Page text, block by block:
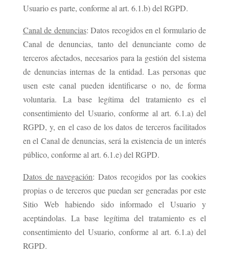
Usuario es parte, conforme al art. 6.1.b) del RGPD.
Canal de denuncias: Datos recogidos en el formulario de
Canal de denuncias, tanto del denunciante como de
terceros afectados, necesarios para la gestión del sistema
de denuncias internas de la entidad. Las personas que
usen este canal pueden identificarse o no, de forma
voluntaria. La base legítima del tratamiento es el
consentimiento del Usuario, conforme al art. 6.1.a) del
RGPD, y, en el caso de los datos de terceros facilitados
en el Canal de denuncias, será la existencia de un interés
público, conforme al art. 6.1.e) del RGPD.
Datos de navegación: Datos recogidos por las cookies
propias o de terceros que puedan ser generadas por este
Sitio Web habiendo sido informado el Usuario y
aceptándolas. La base legítima del tratamiento es el
consentimiento del Usuario, conforme al art. 6.1.a) del
RGPD.